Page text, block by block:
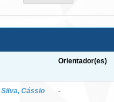
Orientador(es)
Silva, Cássio
-